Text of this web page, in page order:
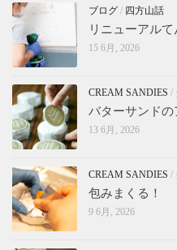
ブログ / 四方山話
リニューアル
15 6月, 2026
CREAM SANDIES /
バターサンド
13 6月, 2026
CREAM SANDIES /
包みまくる！
9 6月, 2026